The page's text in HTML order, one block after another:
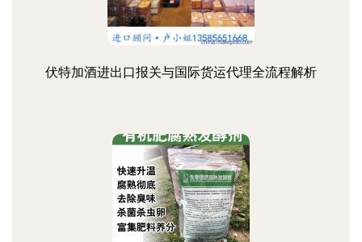
伏特加酒进出口报关与国际货运代理全流程解析